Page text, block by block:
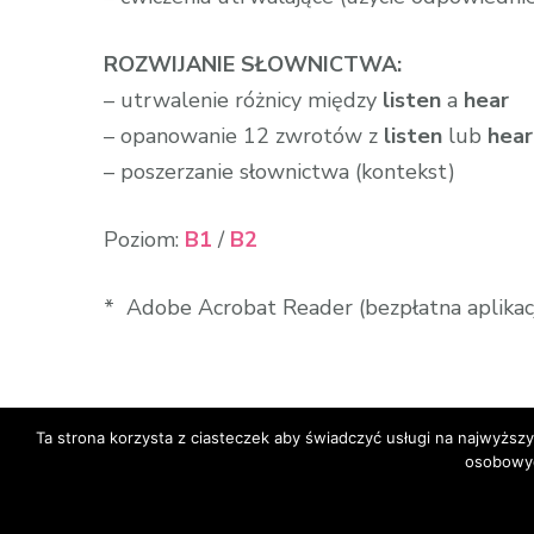
ROZWIJANIE SŁOWNICTWA:
– utrwalenie różnicy między listen a hear
– opanowanie 12 zwrotów z listen lub hear
– poszerzanie słownictwa (kontekst)
Poziom: B1 / B2
* Adobe Acrobat Reader (bezpłatna
Ta strona korzysta z ciasteczek aby świadczyć usługi na